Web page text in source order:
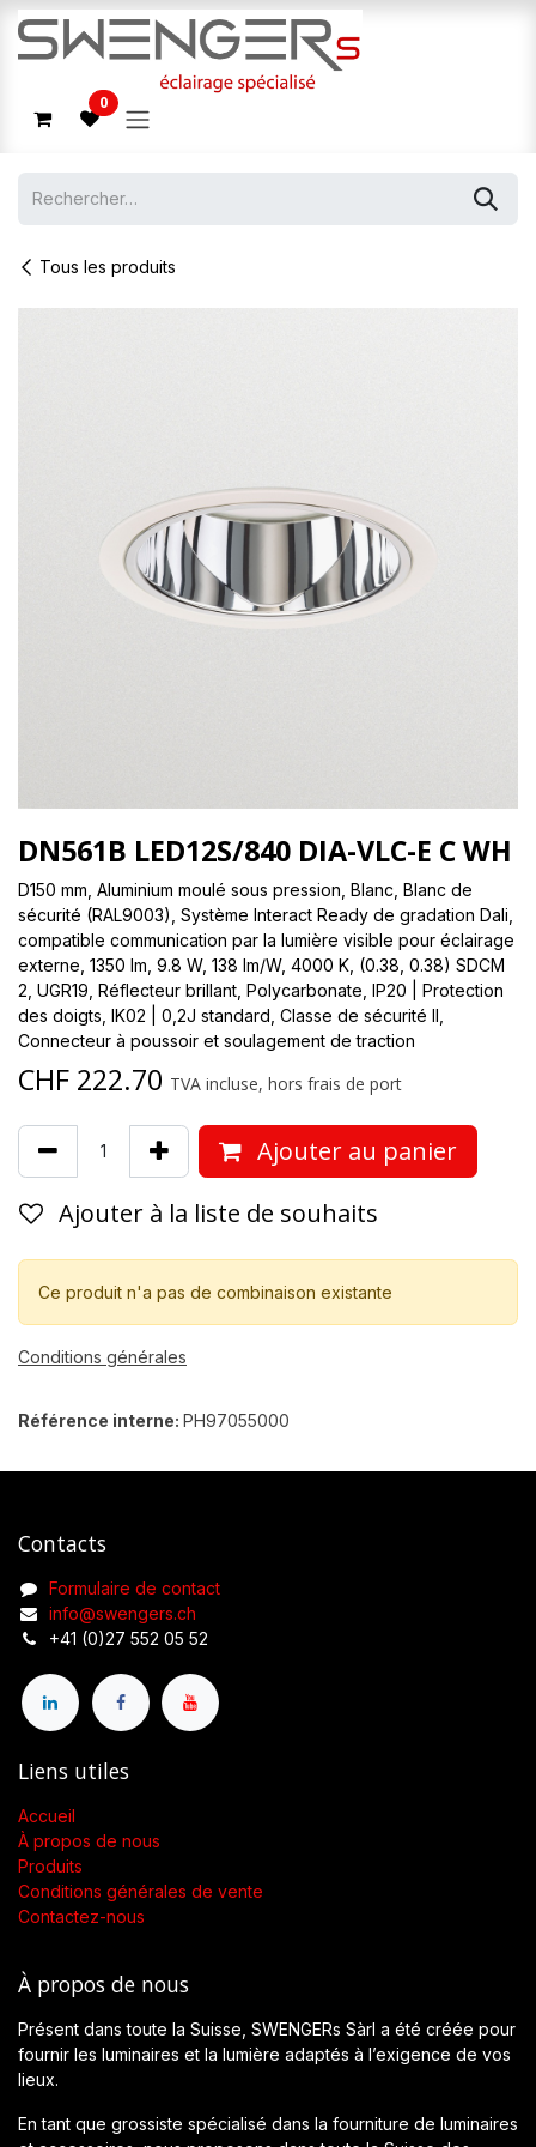
Se rendre au contenu
0
Tous les produits
DN561B LED12S/840 DIA-VLC-E C WH
D150 mm, Aluminium moulé sous pression, Blanc, Blanc de
sécurité (RAL9003), Système Interact Ready de gradation Dali,
compatible communication par la lumière visible pour éclairage
externe, 1350 lm, 9.8 W, 138 lm/W, 4000 K, (0.38, 0.38) SDCM
2, UGR19, Réflecteur brillant, Polycarbonate, IP20 | Protection
des doigts, IK02 | 0,2J standard, Classe de sécurité II,
Connecteur à poussoir et soulagement de traction
CHF 222.70 TVA incluse, hors frais de port
Ajouter au panier
Ajouter à la liste de souhaits
Ce produit n'a pas de combinaison existante
Conditions générales
Référence interne: PH97055000
Contacts
Formulaire de contact
info@swengers.ch
+41 (0)27 552 05 52
Liens utiles
Accueil
À propos de nous
Produits
Conditions générales de vente
Contactez-nous
À propos de nous
Présent dans toute la Suisse, SWENGERs Sàrl a été créée pour
fournir les luminaires et la lumière adaptés à l’exigence de vos
lieux.
En tant que grossiste spécialisé dans la fourniture de luminaires